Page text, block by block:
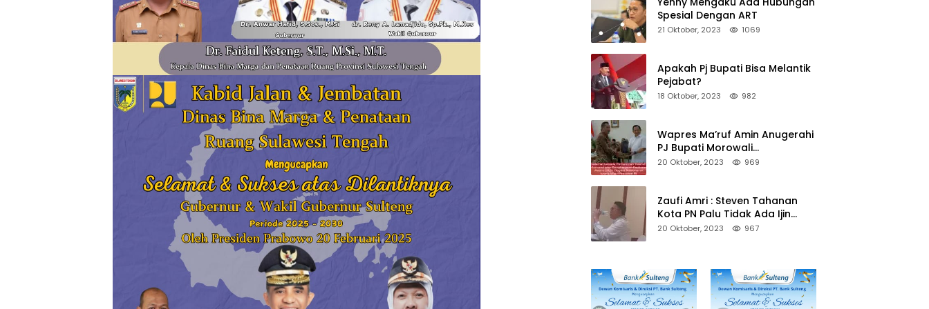
Spesial Dengan ART
21 Oktober, 2023 1069
Apakah Pj Bupati Bisa Melantik
Pejabat?
18 Oktober, 2023 982
Wapres Ma’ruf Amin Anugerahi
PJ Bupati Morowali
Penghargaan Paritrana Award
20 Oktober, 2023 969
Zaufi Amri : Steven Tahanan
Kota PN Palu Tidak Ada Ijin
Keluar Kota
20 Oktober, 2023 967